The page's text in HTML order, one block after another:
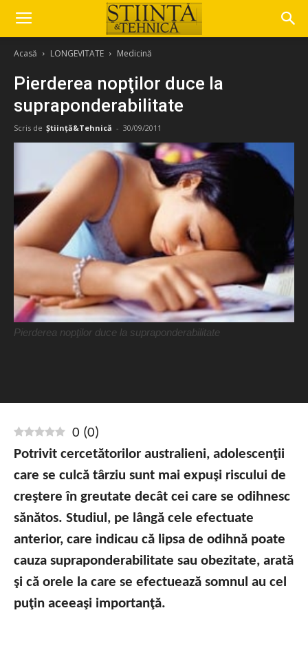
Acasă LONGEVITATE Medicină
Pierderea nopţilor duce la
supraponderabilitate
Scris de Știință&Tehnică - 30/09/2011
Pierderea nopţilor duce la supraponderabilitate
0 (0)
Potrivit cercetătorilor australieni, adolescenţii
care se culcă târziu sunt mai expuşi riscului de
creştere în greutate decât cei care se odihnesc
sănătos. Studiul, pe lângă cele efectuate
anterior, care indicau că lipsa de odihnă poate
cauza supraponderabilitate sau obezitate, arată
şi că orele la care se efectuează somnul au cel
puţin aceeaşi importanţă.